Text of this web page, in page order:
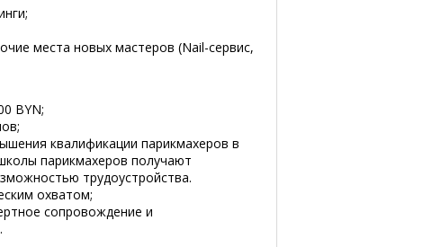
места новых мастеров (Nail-сервис,
BYN;
квалификации парикмахеров в
парикмахеров получают
трудоустройства.
охватом;
сопровождение и